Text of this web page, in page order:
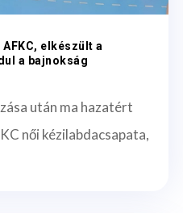
elkészült a
a bajnokság
után ma hazatért
női kézilabdacsapata,